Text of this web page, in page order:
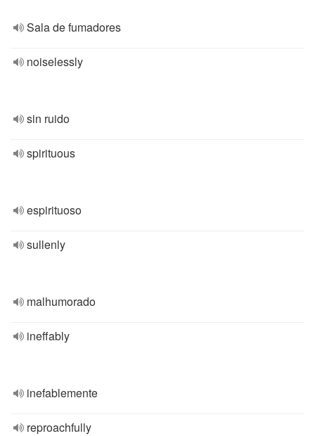
Sala de fumadores
noiselessly
sin ruido
spirituous
espirituoso
sullenly
malhumorado
ineffably
inefablemente
reproachfully